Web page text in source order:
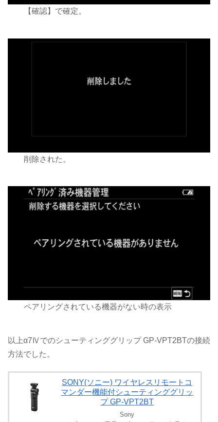
【確認】で確定。
削除された。
ペアリングされている機器がない時の表示
以上α7Ⅳでのシューティンググリップ GP-VPT2BTの接続
方法でした。
SONY(ソニー) ワイヤレスリモートコ
マンダー機能付シューティンググリッ
プ GP-VPT2BT
Sony